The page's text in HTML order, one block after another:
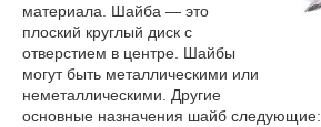
материала. Шайба — это
плоский круглый диск с
отверстием в центре. Шайбы
могут быть металлическими или
неметаллическими. Другие
основные назначения шайб следующие: